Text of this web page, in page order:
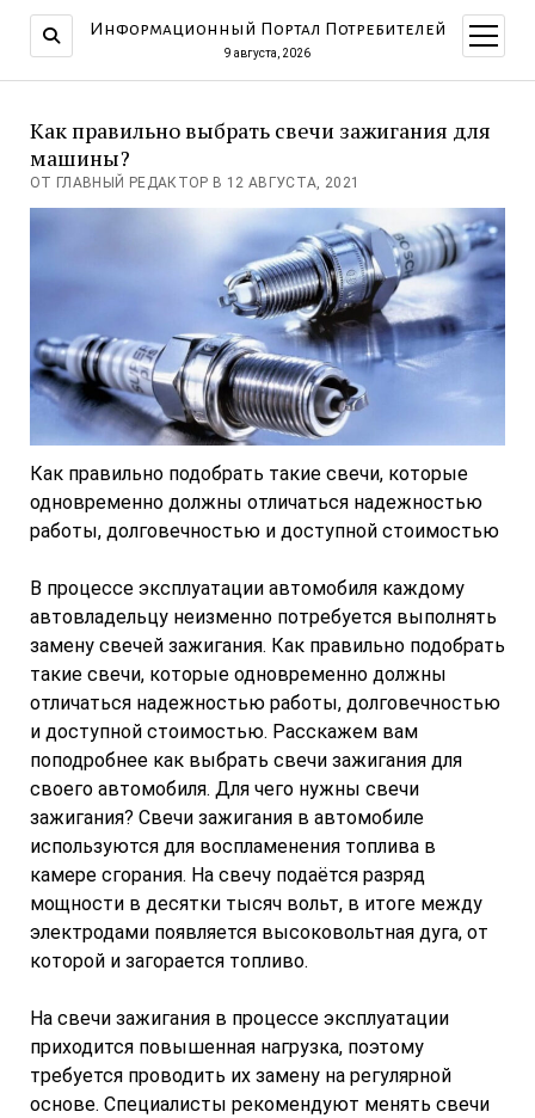
Информационный Портал Потребителей
9 августа, 2026
меню
Как правильно выбрать свечи зажигания для
машины?
ОТ ГЛАВНЫЙ РЕДАКТОР В 12 АВГУСТА, 2021
Как правильно подобрать такие свечи, которые
одновременно должны отличаться надежностью
работы, долговечностью и доступной стоимостью
В процессе эксплуатации автомобиля каждому
автовладельцу неизменно потребуется выполнять
замену свечей зажигания. Как правильно подобрать
такие свечи, которые одновременно должны
отличаться надежностью работы, долговечностью
и доступной стоимостью. Расскажем вам
поподробнее как выбрать свечи зажигания для
своего автомобиля. Для чего нужны свечи
зажигания? Свечи зажигания в автомобиле
используются для воспламенения топлива в
камере сгорания. На свечу подаётся разряд
мощности в десятки тысяч вольт, в итоге между
электродами появляется высоковольтная дуга, от
которой и загорается топливо.
На свечи зажигания в процессе эксплуатации
приходится повышенная нагрузка, поэтому
требуется проводить их замену на регулярной
основе. Специалисты рекомендуют менять свечи